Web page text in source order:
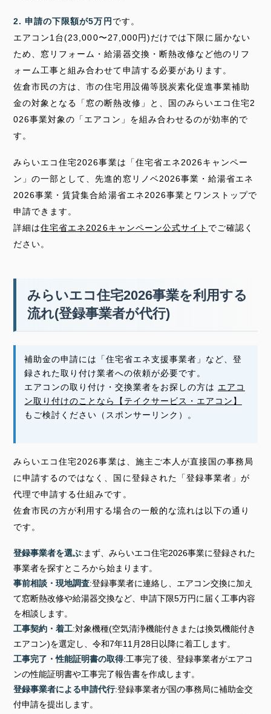
2. 申請の下限額が5万円 です。
エアコン1台(23,000〜27,000円)だけでは下限に届かない
ため、窓リフォーム・給湯器交換・断熱改修など他のリフ
ォーム工事と組み合わせて申請する必要があります。
佐倉市民の方は、市の住宅用設備等脱炭素化促進事業補助
金の対象となる「窓の断熱改修」と、国のみらいエコ住宅2
026事業対象の「エアコン」を組み合わせるのが効率的で
す。
みらいエコ住宅2026事業は「住宅省エネ2026キャンペー
ン」の一部として、先進的窓リノベ2026事業・給湯省エネ
2026事業・賃貸集合給湯省エネ2026事業とワンストップで
申請できます。
詳細は住宅省エネ2026キャンペーン公式サイト でご確認く
ださい。
みらいエコ住宅2026事業を利用する
流れ(登録事業者が代行)
補助金の申請には「住宅省エネ支援事業者」など、登
録された取り付け業者への依頼が必要です。
エアコンの取り付け・交換業者をお探しの方は エアコ
ン取り付けのことなら【テイクサービス・エアコン】
もご検討ください（スポンサーリンク）。
みらいエコ住宅2026事業は、施主ご本人が直接国の事務局
に申請するのではなく、国に登録された「登録事業者」が
代理で申請する仕組みです。
佐倉市民の方が利用する場合の一般的な流れは以下の通り
です。
登録事業者を選ぶ:まず、みらいエコ住宅2026事業に登録された
事業者を探すところから始まります。
事前相談・現地調査:登録事業者に連絡し、エアコン交換に加え
て窓断熱改修や給湯器交換など、申請下限5万円に届く工事内容
を相談します。
工事契約・着工:対象機種(空気清浄機能付きまたは換気機能付き
エアコン)を選定し、令和7年11月28日以降に着工します。
工事完了・性能証明書の取得:工事完了後、登録事業者がエアコ
ンの性能証明書や工事完了報告書を作成します。
登録事業者による申請代行:登録事業者が国の事務局に補助金交
付申請を提出します。